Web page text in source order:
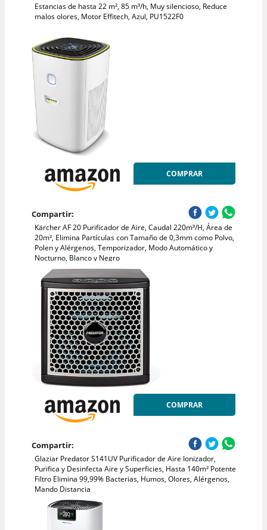
Estancias de hasta 22 m², 85 m³/h, Muy silencioso, Reduce
malos olores, Motor Effitech, Azul, PU1522F0
COMPRAR
Compartir:
Kärcher AF 20 Purificador de Aire, Caudal 220m³/H, Área de
20m², Elimina Partículas con Tamaño de 0,3mm como Polvo,
Polen y Alérgenos, Temporizador, Modo Automático y
Nocturno, Blanco y Negro
COMPRAR
Compartir:
Glaziar Predator S141UV Purificador de Aire Ionizador,
Purifica y Desinfecta Aire y Superficies, Hasta 140m² Potente
Filtro Elimina 99,99% Bacterias, Humos, Olores, Alérgenos,
Mando Distancia